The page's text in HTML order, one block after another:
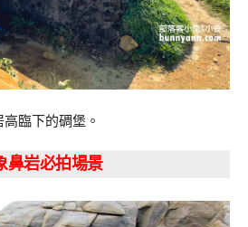
高臨下的碉堡。
鼻岩必拍場景